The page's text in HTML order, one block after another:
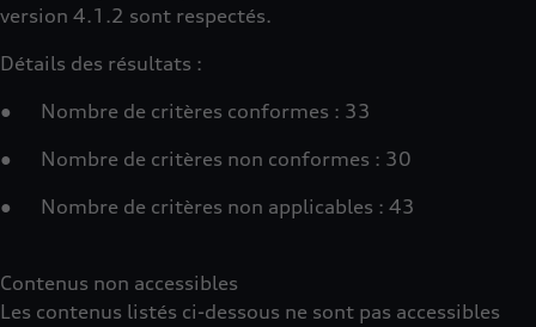
version 4.1.2 sont respectés.
Détails des résultats :
● Nombre de critères conformes : 33
● Nombre de critères non conformes : 30
● Nombre de critères non applicables : 43
Contenus non accessibles
Les contenus listés ci-dessous ne sont pas accessibles